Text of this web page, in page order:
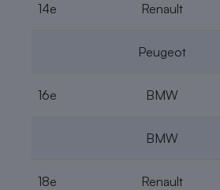
14e Renault
Peugeot
16e BMW
BMW
18e Renault